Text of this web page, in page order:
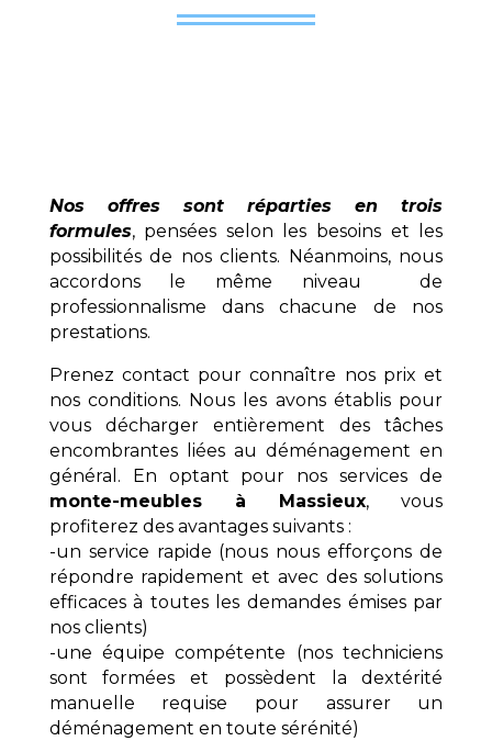
Nos offres sont réparties en trois
formules, pensées selon les besoins et les
possibilités de nos clients. Néanmoins, nous
accordons le même niveau de
professionnalisme dans chacune de nos
prestations.
Prenez contact pour connaître nos prix et
nos conditions. Nous les avons établis pour
vous décharger entièrement des tâches
encombrantes liées au déménagement en
général. En optant pour nos services de
monte-meubles à Massieux, vous
profiterez des avantages suivants :
-un service rapide (nous nous efforçons de
répondre rapidement et avec des solutions
efficaces à toutes les demandes émises par
nos clients)
-une équipe compétente (nos techniciens
sont formées et possèdent la dextérité
manuelle requise pour assurer un
déménagement en toute sérénité)